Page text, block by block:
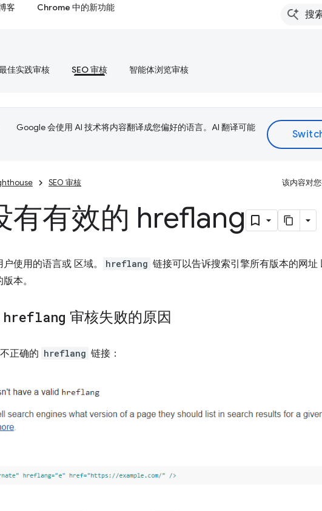
客 Chrome 中的新功能
佳实践审核 SEO 审核 智能体浏览审核
Google 会使用 AI 技术将内容翻译成您偏好的语言。AI 翻译可能
SEO 审核 该内容对
有有效的 hreflang
使用的语言或 区域。 hreflang 链接可以告诉搜索引擎所有版本的网址
本。
hreflang 审核失败的原因
正确的 hreflang 链接：